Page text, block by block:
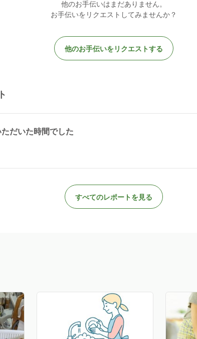
他のお手伝いはまだありません。
お手伝いをリクエストしてみませんか？
他のお手伝いをリクエストする
だいた時間でした
すべてのレポートを見る